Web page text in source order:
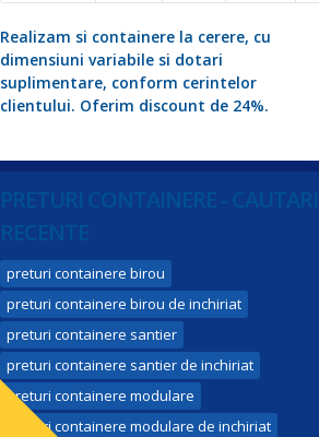
Realizam si containere la cerere, cu
dimensiuni variabile si dotari
suplimentare, conform cerintelor
clientului. Oferim discount de 24%.
PRETURI CONTAINERE - CAUTARI
RECENTE
preturi containere birou
preturi containere birou de inchiriat
preturi containere santier
preturi containere santier de inchiriat
preturi containere modulare
preturi containere modulare de inchiriat